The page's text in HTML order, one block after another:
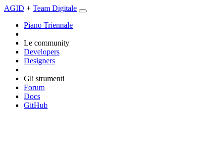
AGID + Team Digitale
Piano Triennale
Le community
Developers
Designers
Gli strumenti
Forum
Docs
GitHub